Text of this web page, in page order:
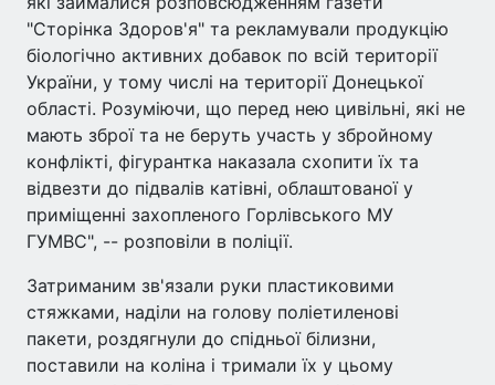
"Сторінка Здоров'я" та рекламували продукцію
біологічно активних добавок по всій території
України, у тому числі на території Донецької
області. Розуміючи, що перед нею цивільні, які не
мають зброї та не беруть участь у збройному
конфлікті, фігурантка наказала схопити їх та
відвезти до підвалів катівні, облаштованої у
приміщенні захопленого Горлівського МУ
ГУМВС", -- розповіли в поліції.
Затриманим зв'язали руки пластиковими
стяжками, наділи на голову поліетиленові
пакети, роздягнули до спідньої білизни,
поставили на коліна і тримали їх у цьому